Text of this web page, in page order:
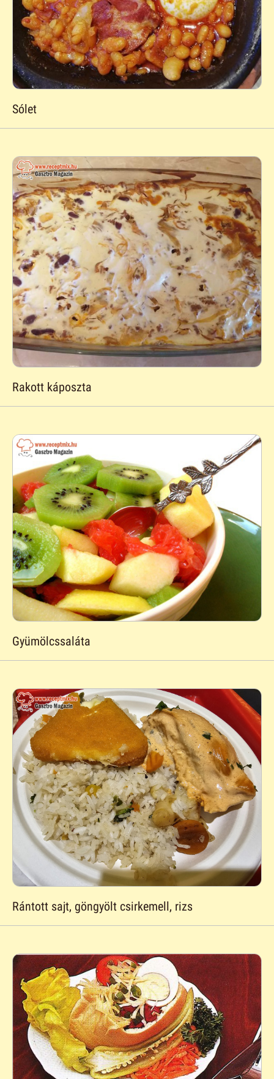
Sólet
Rakott káposzta
Gyümölcssaláta
Rántott sajt, göngyölt csirkemell, rizs